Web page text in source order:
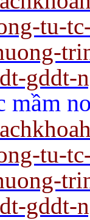
tu-
gddt-
tu-
gddt-